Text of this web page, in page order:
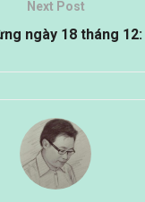
Next Post
ngày 18 tháng